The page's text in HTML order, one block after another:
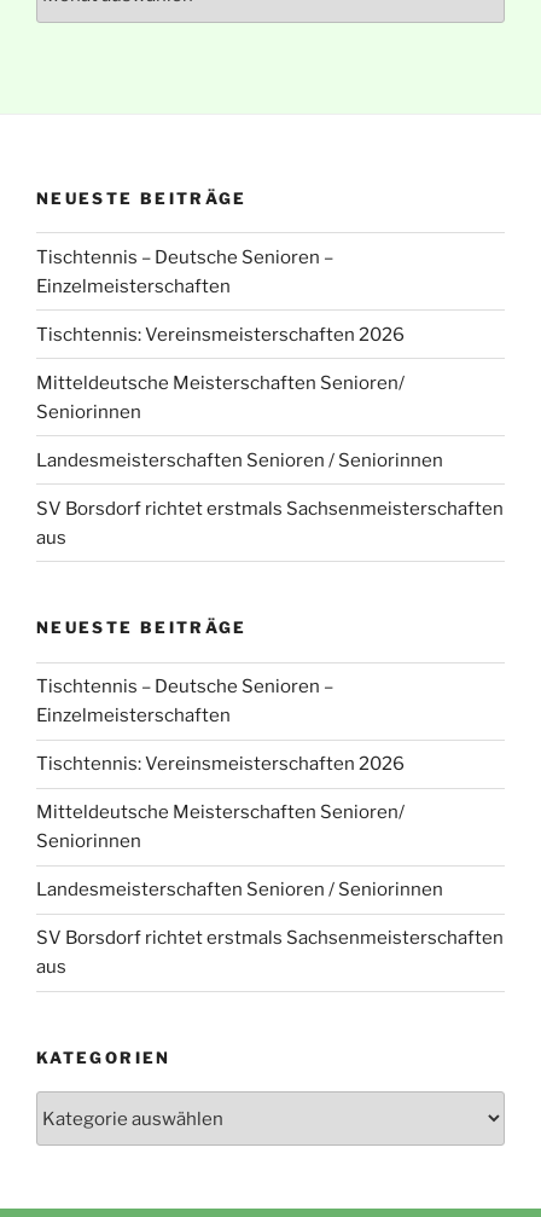
NEUESTE BEITRÄGE
Tischtennis – Deutsche Senioren –
Einzelmeisterschaften
Tischtennis: Vereinsmeisterschaften 2026
Mitteldeutsche Meisterschaften Senioren/
Seniorinnen
Landesmeisterschaften Senioren / Seniorinnen
SV Borsdorf richtet erstmals Sachsenmeisterschaften
aus
NEUESTE BEITRÄGE
Tischtennis – Deutsche Senioren –
Einzelmeisterschaften
Tischtennis: Vereinsmeisterschaften 2026
Mitteldeutsche Meisterschaften Senioren/
Seniorinnen
Landesmeisterschaften Senioren / Seniorinnen
SV Borsdorf richtet erstmals Sachsenmeisterschaften
aus
KATEGORIEN